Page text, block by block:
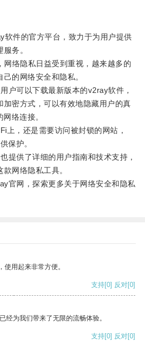
件的官方平台，致力于为用户提供
务。
络隐私日益受到重视，越来越多的
的网络安全和隐私。
可以下载最新版本的v2ray软件，
加密方式，可以有效地隐藏用户的真
络连接。
，还是需要访问被封锁的网站，
保护。
供了详细的用户指南和技术支持，
网络隐私工具。
网，探索更多关于网络安全和隐私
用起来非常方便。
支持[0] 反对[0]
经为我们带来了无限的流畅体验。
支持[0] 反对[0]